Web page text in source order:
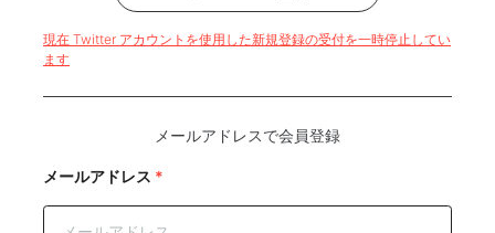
現在 Twitter アカウントを使用した新規登録の受付を一時停止してい
ます
メールアドレスで会員登録
メールアドレス *